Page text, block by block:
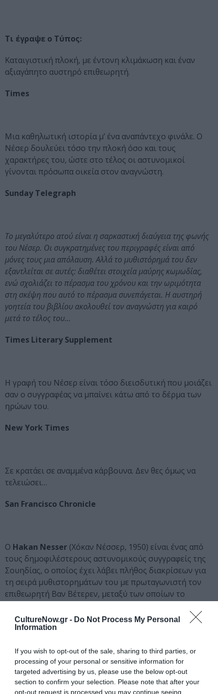
CultureNow.gr - Do Not Process My Personal
Information
If you wish to opt-out of the sale, sharing to third parties, or
processing of your personal or sensitive information for
targeted advertising by us, please use the below opt-out
section to confirm your selection. Please note that after your
opt-out request is processed you may continue seeing
Τι έγραψε ο Τύπος:
Καταιγιστική πλοκή, με έντονη κλιμάκωση και έναν
αξιαγάπητο αυστηρό επιθεωρητή.
Times
Μια καθηλωτική ιστορία μ’ ένα αναπάντεχο φινάλε. Ο
Νέσερ δουλεύει τόσο την πλοκή όσο και τους
χαρακτήρες του, ώστε στο τέλος οι αστυνομικοί
γίνονται πρόσωπα οικεία στον αναγνώστη.
Sunday Telegraph
Το μεγαλύτερο ατού είναι η σαρκαστική διαύγεια της φωνής
του Νέσερ. Οι συγκρατημένες του περιγραφές είναι από
μόνες τους μια απόλαυση. Αλλά το μυθιστόρημά του δεν
εξαντλείται σε αυτές: διαθέτει στοιχεία μαύρης κωμωδίας,
ενώ σχολιάζει το πέρασμα του χρόνου και την ωριμότητα
στη σκέψη που αυτό το πέρασμα συνεπάγεται. Η αυστηρή
γοητεία του βιβλίου ακολουθεί τον αναγνώστη για καιρό
μετά το τέλος του…
Times Literary Supplement
Η γραφή του Νέσερ είναι τόσο διεισδυτική που μοιάζει
σαν ο συγγραφέας να μπαίνει κάτω από το δέρμα των
ηρώων του.
New York Times
Σε κρατάει σε αναμμένα κάρβουνα. Δεν θες όμως να
τελειώσει…
San Francisco Chronicle
Ο Hakan Nesser (Χόκαν Νέσσερ, 1950) είναι ένας από
τους δημοφιλέστερους αστυνομικούς συγγραφείς της
Σουηδίας, ο οποίος έχει λάβει πλήθος διακρίσεων για
τη σειρά μυθιστορημάτων του με πρωταγωνιστή τον
επιθεωρητή Βαν Βέτερεν, μεταξύ των οποίων το
2010/11, το Βραβείο της Σουηδικής Ακαδημίας
Αστυνομικής Λογοτεχνίας (τρεις φορές) και το
από 25 χώρες, έχει πουλήσει περισσότερα από 10
εκατομμύρια αντίτυπα σε όλο τον κόσμο, ενώ πολλές
περιπέτειες του επιθεωρητή Βαν Βέτερεν έχουν
μεταφερθεί στην τηλεόραση και τον κινηματογράφο.